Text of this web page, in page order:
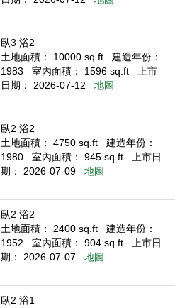
臥3 浴2
土地面積： 10000 sq.ft
建造年份：
1983
室內面積： 1596 sq.ft
上市
日期： 2026-07-12
地圖
臥2 浴2
土地面積： 4750 sq.ft
建造年份：
1980
室內面積： 945 sq.ft
上市日
期： 2026-07-09
地圖
臥2 浴2
土地面積： 2400 sq.ft
建造年份：
1952
室內面積： 904 sq.ft
上市日
期： 2026-07-07
地圖
臥2 浴1